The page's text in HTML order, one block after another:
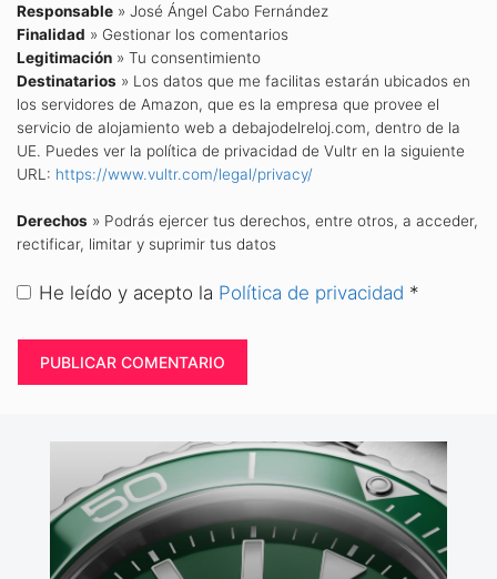
Responsable » José Ángel Cabo Fernández
Finalidad » Gestionar los comentarios
Legitimación » Tu consentimiento
Destinatarios » Los datos que me facilitas estarán ubicados en
los servidores de Amazon, que es la empresa que provee el
servicio de alojamiento web a debajodelreloj.com, dentro de la
UE. Puedes ver la política de privacidad de Vultr en la siguiente
URL: https://www.vultr.com/legal/privacy/
Derechos » Podrás ejercer tus derechos, entre otros, a acceder,
rectificar, limitar y suprimir tus datos
He leído y acepto la Política de privacidad *